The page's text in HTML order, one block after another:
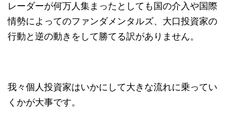
レーダーが何万人集まったとしても国の介入や国際
情勢によってのファンダメンタルズ、大口投資家の
行動と逆の動きをして勝てる訳がありません。
我々個人投資家はいかにして大きな流れに乗ってい
くかが大事です。